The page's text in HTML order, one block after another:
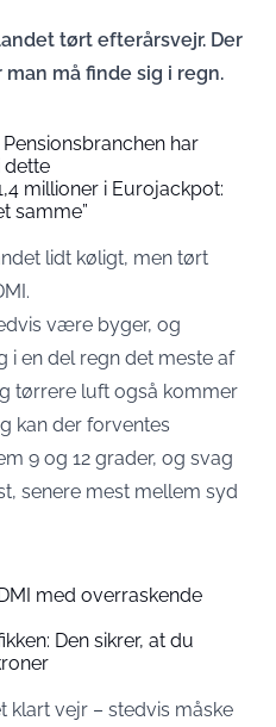
tørt efterårsvejr. Der
må finde sig i regn.
har
dette
millioner i Eurojackpot:
samme”
lidt køligt, men tørt
være byger, og
i en del regn det meste af
tørrere luft også kommer
kan der forventes
9 og 12 grader, og svag
senere mest mellem syd
med overraskende
Den sikrer, at du
klart vejr – stedvis måske